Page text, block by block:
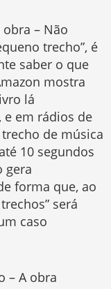
– Não
trecho”, é
saber o que
mostra
lá
e em rádios de
de música
10 segundos
gera
forma que, ao
será
caso
– A obra